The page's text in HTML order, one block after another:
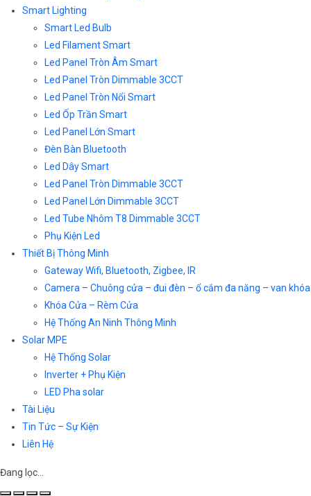
Smart Lighting
Smart Led Bulb
Led Filament Smart
Led Panel Tròn Âm Smart
Led Panel Tròn Dimmable 3CCT
Led Panel Tròn Nổi Smart
Led Ốp Trần Smart
Led Panel Lớn Smart
Đèn Bàn Bluetooth
Led Dây Smart
Led Panel Tròn Dimmable 3CCT
Led Panel Lớn Dimmable 3CCT
Led Tube Nhôm T8 Dimmable 3CCT
Phụ Kiện Led
Thiết Bị Thông Minh
Gateway Wifi, Bluetooth, Zigbee, IR
Camera – Chuông cửa – đui đèn – ổ cắm đa năng – van khóa
Khóa Cửa – Rèm Cửa
Hệ Thống An Ninh Thông Minh
Solar MPE
Hệ Thống Solar
Inverter + Phụ Kiện
LED Pha solar
Tài Liệu
Tin Tức – Sự Kiện
Liên Hệ
Đang lọc…